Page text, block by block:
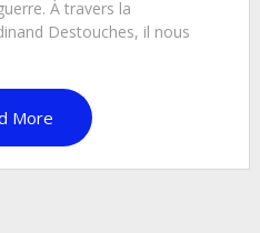
À travers la
Destouches, il nous
More